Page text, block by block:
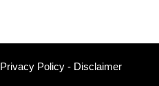
Privacy Policy- Disclaimer